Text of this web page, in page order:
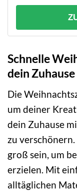
Schnelle
dein Zuhause
Die
um deiner
dein Zuhause
zu
groß sein, um
erzielen. Mit
alltäglichen